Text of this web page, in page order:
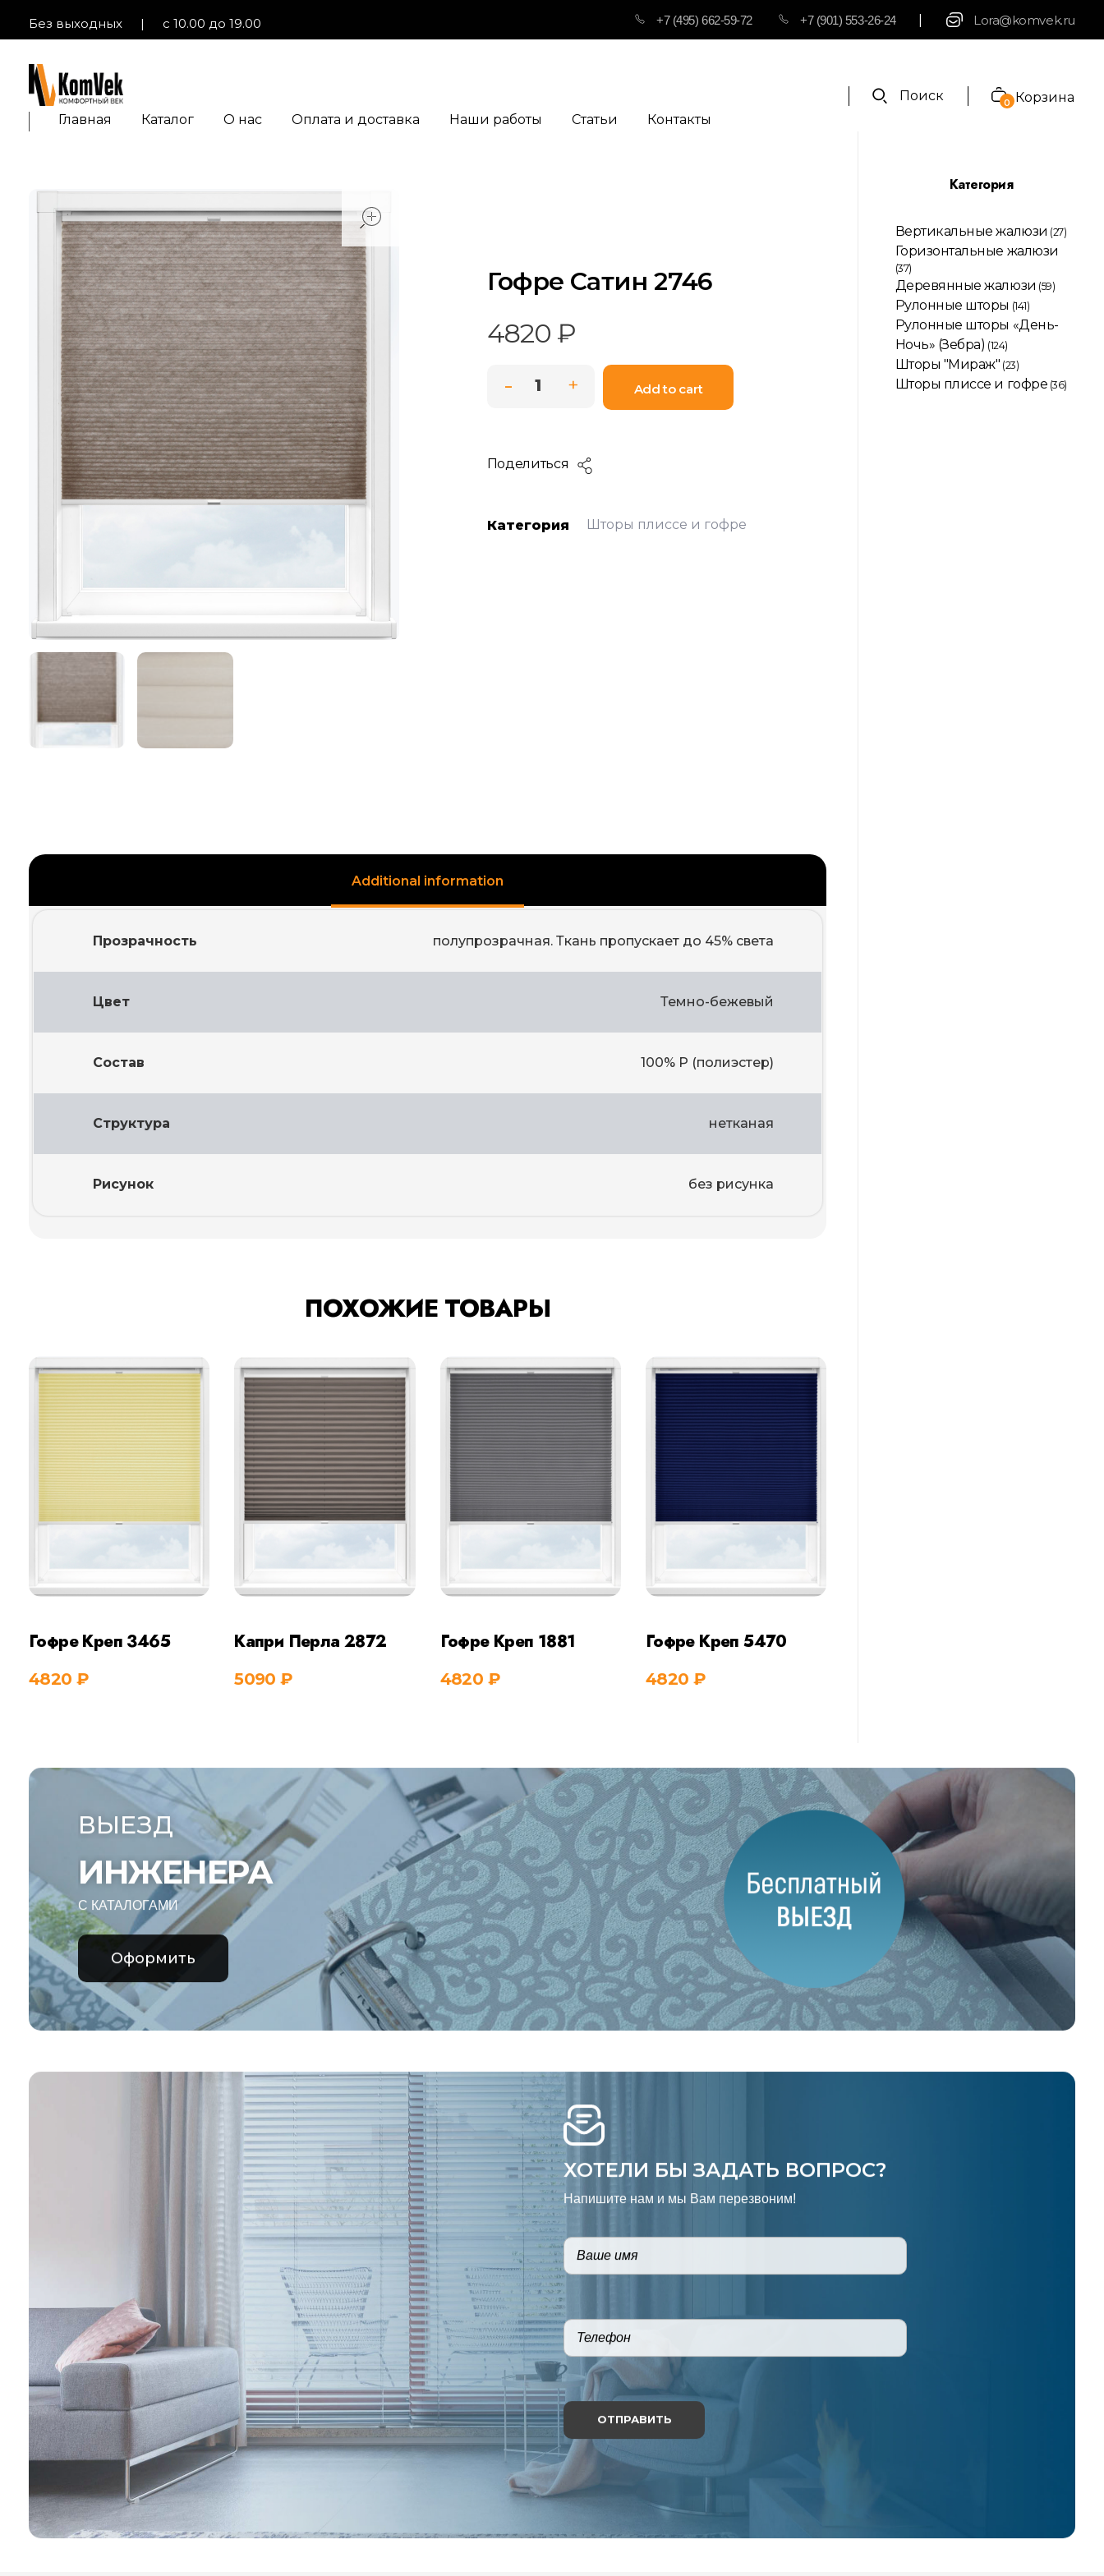
Без выходных | с 10.00 до 19.00 +7 (495) 662-59-72 +7 (901) 553-26-24 Lora@komvek.ru
KOM-VEK.RUГлавная Каталог О нас Оплата и доставка Наши работы Статьи Контакты
Поиск 0 Корзина
Гофре Сатин 2746
4820 ₽
Add to cart
Поделиться
Категория Шторы плиссе и гофре
Additional information
Прозрачность полупрозрачная. Ткань пропускает до 45% света
Цвет Темно-бежевый
Состав 100% Р (полиэстер)
Структура нетканая
Рисунок без рисунка
ПОХОЖИЕ ТОВАРЫ
Гофре Креп 3465
4820 ₽
Капри Перла 2872
5090₽
Гофре Креп 1881
4820 ₽
Гофре Креп 5470
4820 ₽
Категория
Вертикальные жалюзи (27)
Горизонтальные жалюзи
(37)
Деревянные жалюзи (59)
Рулонные шторы (141)
Рулонные шторы «День-
Ночь» (Зебра) (124)
Шторы "Мираж" (23)
Шторы плиссе и гофре (36)
ВЫЕЗД
ИНЖЕНЕРА
С КАТАЛОГАМИ
Оформить
ХОТЕЛИ БЫ ЗАДАТЬ ВОПРОС?
Напишите нам и мы Вам перезвоним!